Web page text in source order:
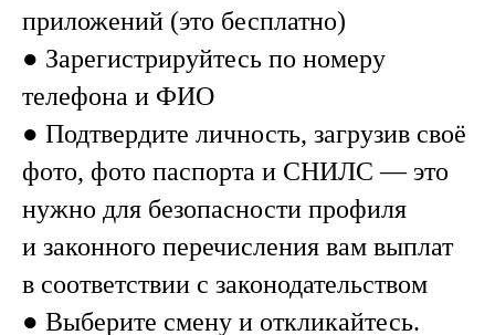
приложений (это бесплатно)
● Зарегистрируйтесь по номеру
телефона и ФИО
● Подтвердите личность, загрузив своё
фото, фото паспорта и СНИЛС — это
нужно для безопасности профиля
и законного перечисления вам выплат
в соответствии с законодательством
● Выберите смену и откликайтесь.